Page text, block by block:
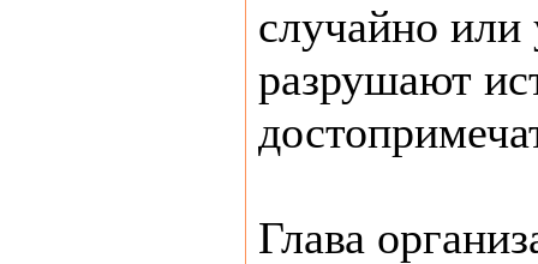
случайно
разрушают
Глава